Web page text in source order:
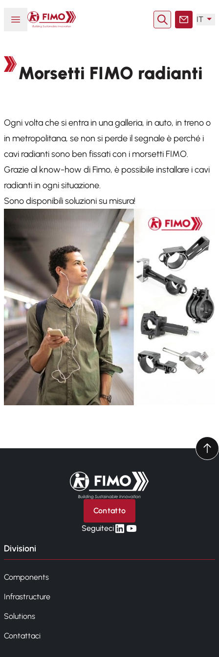
Aprire o chiudere il menu
Torna alla pagina iniziale
RicercaContatto
IT
Morsetti FIMO radianti
Ogni volta che si entra in una galleria, in auto, in treno o
in metropolitana, se non si perde il segnale è perché i
cavi radianti sono ben fissati con i morsetti FIMO.
Grazie al know-how di Fimo, è possibile installare i cavi
radianti in ogni situazione.
Sono disponibili soluzioni su misura!
Torna alla pagina iniziale
Contatto
Seguitecilinkedin
yt
Divisioni
Components
Infrastructure
Solutions
Contattaci